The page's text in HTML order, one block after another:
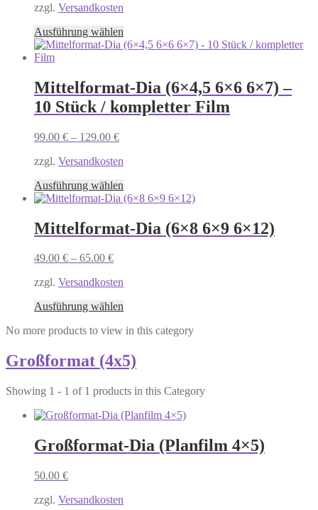
können
der
Produktseite
zzgl. Versandkosten
Ausführung wählen
Produkt
Varianten
auf.
Die
werden
Mittelformat-Dia (6×4,5 6×6 6×7) –
10 Stück / kompletter Film
99.00 € – 129.00 €
zzgl. Versandkosten
Ausführung wählen
Produkt
mehrere
Varianten
können
der
Produktseite
gewählt
Mittelformat-Dia (6×8 6×9 6×12)
49.00 € – 65.00 €
zzgl. Versandkosten
Ausführung wählen
weist
Varianten
auf.
Optionen
können
auf
Produktseite
No more products to view in this category
Großformat (4x5)
Showing 1 - 1 of 1 products in this Category
Großformat-Dia (Planfilm 4×5)
50.00 €
zzgl. Versandkosten